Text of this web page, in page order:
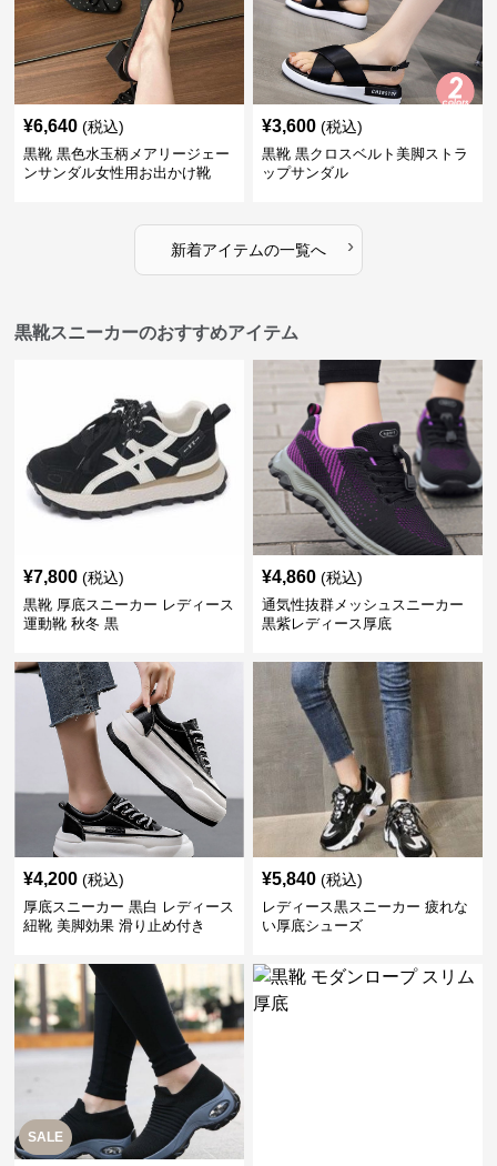
¥6,640 (税込)
黒靴 黒色水玉柄メアリージェー
ンサンダル女性用お出かけ靴
¥3,600 (税込)
黒靴 黒クロスベルト美脚ストラ
ップサンダル
新着アイテムの一覧へ ›
黒靴スニーカーのおすすめアイテム
¥7,800 (税込)
黒靴 厚底スニーカー レディース
運動靴 秋冬 黒
¥4,860 (税込)
通気性抜群メッシュスニーカー
黒紫レディース厚底
¥4,200 (税込)
厚底スニーカー 黒白 レディース
紐靴 美脚効果 滑り止め付き
¥5,840 (税込)
レディース黒スニーカー 疲れな
い厚底シューズ
SALE